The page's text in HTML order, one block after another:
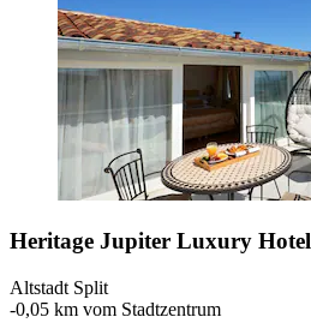
Heritage Jupiter Luxury Hotel
Altstadt Split
‐0,05 km vom Stadtzentrum